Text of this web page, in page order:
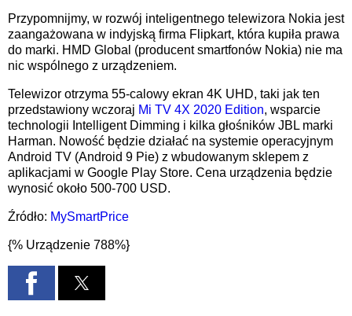
Przypomnijmy, w rozwój inteligentnego telewizora Nokia jest
zaangażowana w indyjską firma Flipkart, która kupiła prawa
do marki. HMD Global (producent smartfonów Nokia) nie ma
nic wspólnego z urządzeniem.
Telewizor otrzyma 55-calowy ekran 4K UHD, taki jak ten
przedstawiony wczoraj Mi TV 4X 2020 Edition, wsparcie
technologii Intelligent Dimming i kilka głośników JBL marki
Harman. Nowość będzie działać na systemie operacyjnym
Android TV (Android 9 Pie) z wbudowanym sklepem z
aplikacjami w Google Play Store. Cena urządzenia będzie
wynosić około 500-700 USD.
Źródło: MySmartPrice
{% Urządzenie 788%}